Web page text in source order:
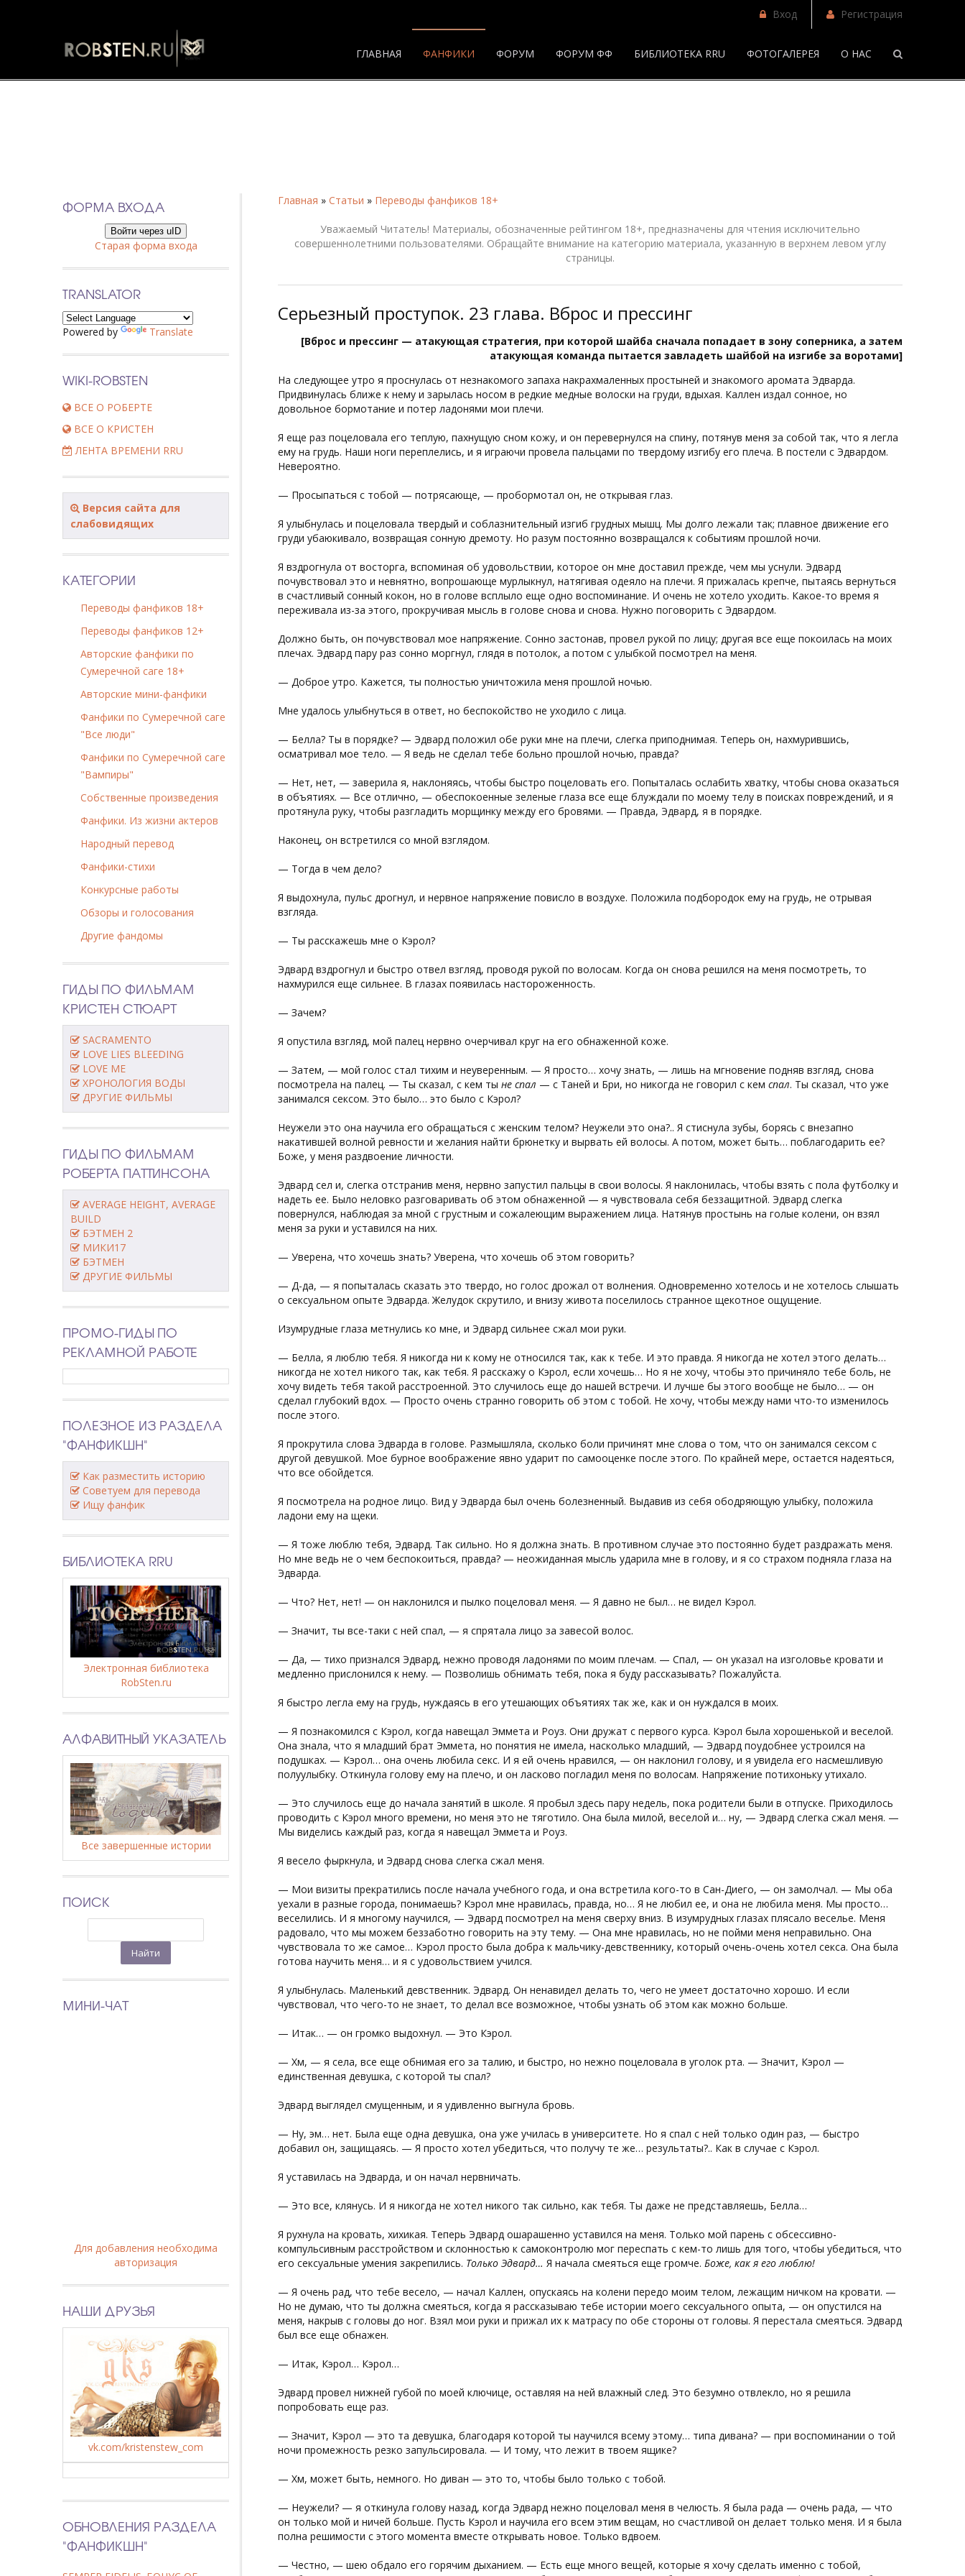
Вход Регистрация
ГЛАВНАЯ ФАНФИКИ ФОРУМ ФОРУМ ФФ БИБЛИОТЕКА RRU ФОТОГАЛЕРЕЯ О НАС
Главная » Статьи » Переводы фанфиков 18+
Уважаемый Читатель! Материалы, обозначенные рейтингом 18+, предназначены для чтения исключительно
совершеннолетними пользователями. Обращайте внимание на категорию материала, указанную в верхнем левом углу
страницы.
Серьезный проступок. 23 глава. Вброс и прессинг
[Вброс и прессинг — атакующая стратегия, при которой шайба сначала попадает в зону соперника, а затем
атакующая команда пытается завладеть шайбой на изгибе за воротами]
На следующее утро я проснулась от незнакомого запаха накрахмаленных простыней и знакомого аромата Эдварда.
Придвинулась ближе к нему и зарылась носом в редкие медные волоски на груди, вдыхая. Каллен издал сонное, но
довольное бормотание и потер ладонями мои плечи.
Я еще раз поцеловала его теплую, пахнущую сном кожу, и он перевернулся на спину, потянув меня за собой так, что я легла
ему на грудь. Наши ноги переплелись, и я играючи провела пальцами по твердому изгибу его плеча. В постели с Эдвардом.
Невероятно.
— Просыпаться с тобой — потрясающе, — пробормотал он, не открывая глаз.
Я улыбнулась и поцеловала твердый и соблазнительный изгиб грудных мышц. Мы долго лежали так; плавное движение его
груди убаюкивало, возвращая сонную дремоту. Но разум постоянно возвращался к событиям прошлой ночи.
Я вздрогнула от восторга, вспоминая об удовольствии, которое он мне доставил прежде, чем мы уснули. Эдвард
почувствовал это и невнятно, вопрошающе мурлыкнул, натягивая одеяло на плечи. Я прижалась крепче, пытаясь вернуться
в счастливый сонный кокон, но в голове всплыло еще одно воспоминание. И очень не хотело уходить. Какое-то время я
переживала из-за этого, прокручивая мысль в голове снова и снова. Нужно поговорить с Эдвардом.
Должно быть, он почувствовал мое напряжение. Сонно застонав, провел рукой по лицу; другая все еще покоилась на моих
плечах. Эдвард пару раз сонно моргнул, глядя в потолок, а потом с улыбкой посмотрел на меня.
— Доброе утро. Кажется, ты полностью уничтожила меня прошлой ночью.
Мне удалось улыбнуться в ответ, но беспокойство не уходило с лица.
— Белла? Ты в порядке? — Эдвард положил обе руки мне на плечи, слегка приподнимая. Теперь он, нахмурившись,
осматривал мое тело. — Я ведь не сделал тебе больно прошлой ночью, правда?
— Нет, нет, — заверила я, наклоняясь, чтобы быстро поцеловать его. Попыталась ослабить хватку, чтобы снова оказаться
в объятиях. — Все отлично, — обеспокоенные зеленые глаза все еще блуждали по моему телу в поисках повреждений, и я
протянула руку, чтобы разгладить морщинку между его бровями. — Правда, Эдвард, я в порядке.
Наконец, он встретился со мной взглядом.
— Тогда в чем дело?
Я выдохнула, пульс дрогнул, и нервное напряжение повисло в воздухе. Положила подбородок ему на грудь, не отрывая
взгляда.
— Ты расскажешь мне о Кэрол?
Эдвард вздрогнул и быстро отвел взгляд, проводя рукой по волосам. Когда он снова решился на меня посмотреть, то
нахмурился еще сильнее. В глазах появилась настороженность.
— Зачем?
Я опустила взгляд, мой палец нервно очерчивал круг на его обнаженной коже.
— Затем, — мой голос стал тихим и неуверенным. — Я просто… хочу знать, — лишь на мгновение подняв взгляд, снова
посмотрела на палец. — Ты сказал, с кем ты не спал — с Таней и Бри, но никогда не говорил с кем спал. Ты сказал, что уже
занимался сексом. Это было… это было с Кэрол?
Неужели это она научила его обращаться с женским телом? Неужели это она?.. Я стиснула зубы, борясь с внезапно
накатившей волной ревности и желания найти брюнетку и вырвать ей волосы. А потом, может быть… поблагодарить ее?
Боже, у меня раздвоение личности.
Эдвард сел и, слегка отстранив меня, нервно запустил пальцы в свои волосы. Я наклонилась, чтобы взять с пола футболку и
надеть ее. Было неловко разговаривать об этом обнаженной — я чувствовала себя беззащитной. Эдвард слегка
повернулся, наблюдая за мной с грустным и сожалеющим выражением лица. Натянув простынь на голые колени, он взял
меня за руки и уставился на них.
— Уверена, что хочешь знать? Уверена, что хочешь об этом говорить?
— Д-да, — я попыталась сказать это твердо, но голос дрожал от волнения. Одновременно хотелось и не хотелось слышать
о сексуальном опыте Эдварда. Желудок скрутило, и внизу живота поселилось странное щекотное ощущение.
Изумрудные глаза метнулись ко мне, и Эдвард сильнее сжал мои руки.
— Белла, я люблю тебя. Я никогда ни к кому не относился так, как к тебе. И это правда. Я никогда не хотел этого делать…
никогда не хотел никого так, как тебя. Я расскажу о Кэрол, если хочешь… Но я не хочу, чтобы это причиняло тебе боль, не
хочу видеть тебя такой расстроенной. Это случилось еще до нашей встречи. И лучше бы этого вообще не было… — он
сделал глубокий вдох. — Просто очень странно говорить об этом с тобой. Не хочу, чтобы между нами что-то изменилось
после этого.
Я прокрутила слова Эдварда в голове. Размышляла, сколько боли причинят мне слова о том, что он занимался сексом с
другой девушкой. Мое бурное воображение явно ударит по самооценке после этого. По крайней мере, остается надеяться,
что все обойдется.
Я посмотрела на родное лицо. Вид у Эдварда был очень болезненный. Выдавив из себя ободряющую улыбку, положила
ладони ему на щеки.
— Я тоже люблю тебя, Эдвард. Так сильно. Но я должна знать. В противном случае это постоянно будет раздражать меня.
Но мне ведь не о чем беспокоиться, правда? — неожиданная мысль ударила мне в голову, и я со страхом подняла глаза на
Эдварда.
— Что? Нет, нет! — он наклонился и пылко поцеловал меня. — Я давно не был… не видел Кэрол.
— Значит, ты все-таки с ней спал, — я спрятала лицо за завесой волос.
— Да, — тихо признался Эдвард, нежно проводя ладонями по моим плечам. — Спал, — он указал на изголовье кровати и
медленно прислонился к нему. — Позволишь обнимать тебя, пока я буду рассказывать? Пожалуйста.
Я быстро легла ему на грудь, нуждаясь в его утешающих объятиях так же, как и он нуждался в моих.
— Я познакомился с Кэрол, когда навещал Эммета и Роуз. Они дружат с первого курса. Кэрол была хорошенькой и веселой.
Она знала, что я младший брат Эммета, но понятия не имела, насколько младший, — Эдвард поудобнее устроился на
подушках. — Кэрол… она очень любила секс. И я ей очень нравился, — он наклонил голову, и я увидела его насмешливую
полуулыбку. Откинула голову ему на плечо, и он ласково погладил меня по волосам. Напряжение потихоньку утихало.
— Это случилось еще до начала занятий в школе. Я пробыл здесь пару недель, пока родители были в отпуске. Приходилось
проводить с Кэрол много времени, но меня это не тяготило. Она была милой, веселой и… ну, — Эдвард слегка сжал меня. —
Мы виделись каждый раз, когда я навещал Эммета и Роуз.
Я весело фыркнула, и Эдвард снова слегка сжал меня.
— Мои визиты прекратились после начала учебного года, и она встретила кого-то в Сан-Диего, — он замолчал. — Мы оба
уехали в разные города, понимаешь? Кэрол мне нравилась, правда, но… Я не любил ее, и она не любила меня. Мы просто…
веселились. И я многому научился, — Эдвард посмотрел на меня сверху вниз. В изумрудных глазах плясало веселье. Меня
радовало, что мы можем беззаботно говорить на эту тему. — Она мне нравилась, но не пойми меня неправильно. Она
чувствовала то же самое… Кэрол просто была добра к мальчику-девственнику, который очень-очень хотел секса. Она была
готова научить меня… и я с удовольствием учился.
Я улыбнулась. Маленький девственник. Эдвард. Он ненавидел делать то, чего не умеет достаточно хорошо. И если
чувствовал, что чего-то не знает, то делал все возможное, чтобы узнать об этом как можно больше.
— Итак… — он громко выдохнул. — Это Кэрол.
— Хм, — я села, все еще обнимая его за талию, и быстро, но нежно поцеловала в уголок рта. — Значит, Кэрол —
единственная девушка, с которой ты спал?
Эдвард выглядел смущенным, и я удивленно выгнула бровь.
— Ну, эм… нет. Была еще одна девушка, она уже училась в университете. Но я спал с ней только один раз, — быстро
добавил он, защищаясь. — Я просто хотел убедиться, что получу те же… результаты?.. Как в случае с Кэрол.
Я уставилась на Эдварда, и он начал нервничать.
— Это все, клянусь. И я никогда не хотел никого так сильно, как тебя. Ты даже не представляешь, Белла…
Я рухнула на кровать, хихикая. Теперь Эдвард ошарашенно уставился на меня. Только мой парень с обсессивно-
компульсивным расстройством и склонностью к самоконтролю мог переспать с кем-то лишь для того, чтобы убедиться, что
его сексуальные умения закрепились. Только Эдвард… Я начала смеяться еще громче. Боже, как я его люблю!
— Я очень рад, что тебе весело, — начал Каллен, опускаясь на колени передо моим телом, лежащим ничком на кровати. —
Но не думаю, что ты должна смеяться, когда я рассказываю тебе истории моего сексуального опыта, — он опустился на
меня, накрыв с головы до ног. Взял мои руки и прижал их к матрасу по обе стороны от головы. Я перестала смеяться. Эдвард
был все еще обнажен.
— Итак, Кэрол… Кэрол…
Эдвард провел нижней губой по моей ключице, оставляя на ней влажный след. Это безумно отвлекло, но я решила
попробовать еще раз.
— Значит, Кэрол — это та девушка, благодаря которой ты научился всему этому… типа дивана? — при воспоминании о той
ночи промежность резко запульсировала. — И тому, что лежит в твоем ящике?
— Хм, может быть, немного. Но диван — это то, чтобы было только с тобой.
— Неужели? — я откинула голову назад, когда Эдвард нежно поцеловал меня в челюсть. Я была рада — очень рада, — что
он только мой и ничей больше. Пусть Кэрол и научила его всем этим вещам, но счастливой он делает только меня. И я была
полна решимости с этого момента вместе открывать новое. Только вдвоем.
— Честно, — шею обдало его горячим дыханием. — Есть еще много вещей, которые я хочу сделать именно с тобой,
ФОРМА ВХОДА
Войти через uID
Старая форма входа
TRANSLATOR
Powered by Translate
WIKI-ROBSTEN
ВСЕ О РОБЕРТЕ
ВСЕ О КРИСТЕН
ЛЕНТА ВРЕМЕНИ RRU
Версия сайта для
слабовидящих
КАТЕГОРИИ
Переводы фанфиков 18+
Переводы фанфиков 12+
Авторские фанфики по
Сумеречной саге 18+
Авторские мини-фанфики
Фанфики по Сумеречной саге
"Все люди"
Фанфики по Сумеречной саге
"Вампиры"
Собственные произведения
Фанфики. Из жизни актеров
Народный перевод
Фанфики-стихи
Конкурсные работы
Обзоры и голосования
Другие фандомы
ГИДЫ ПО ФИЛЬМАМ
КРИСТЕН СТЮАРТ
SACRAMENTO
LOVE LIES BLEEDING
LOVE ME
ХРОНОЛОГИЯ ВОДЫ
ДРУГИЕ ФИЛЬМЫ
ГИДЫ ПО ФИЛЬМАМ
РОБЕРТА ПАТТИНСОНА
AVERAGE HEIGHT, AVERAGE
BUILD
БЭТМЕН 2
МИКИ17
БЭТМЕН
ДРУГИЕ ФИЛЬМЫ
ПРОМО-ГИДЫ ПО
РЕКЛАМНОЙ РАБОТЕ
ПОЛЕЗНОЕ ИЗ РАЗДЕЛА
"ФАНФИКШН"
Как разместить историю
Советуем для перевода
Ищу фанфик
БИБЛИОТЕКА RRU
Электронная библиотека
RobSten.ru
АЛФАВИТНЫЙ УКАЗАТЕЛЬ
Все завершенные истории
ПОИСК
МИНИ-ЧАТ
Для добавления необходима
авторизация
НАШИ ДРУЗЬЯ
vk.com/kristenstew_com
ОБНОВЛЕНИЯ РАЗДЕЛА
"ФАНФИКШН"